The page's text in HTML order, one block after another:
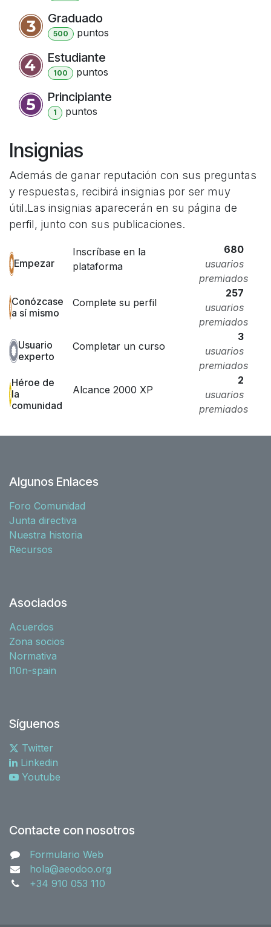
Graduado
500 puntos
Estudiante
100 puntos
Principiante
1 puntos
Insignias
Además de ganar reputación con sus preguntas
y respuestas, recibirá insignias por ser muy
útil.Las insignias aparecerán en su página de
perfil, junto con sus publicaciones.
Empezar
Inscríbase en la
plataforma
680
usuarios
premiados
Conózcase
a sí mismo
Complete su perfil
257
usuarios
premiados
Usuario
experto
Completar un curso
3
usuarios
premiados
Héroe de
la
comunidad
Alcance 2000 XP
2
usuarios
premiados
Algunos Enlaces
Foro Comunidad
Junta directiva
Nuestra historia
Recursos
Asociados
Acuerdos
Zona socios
Normativa
l10n-spain
Síguenos
Twitter
Linkedin
Youtube
Contacte con nosotros
Formulario Web
hola@aeodoo.org
+34 910 053 110